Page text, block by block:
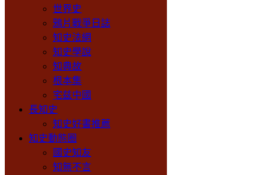
世界史
鴉片戰爭日誌
知史法網
知史學說
知典故
根本集
宅兹中國
長知史
知史好書推薦
知史動態圈
國史知友
知無不言